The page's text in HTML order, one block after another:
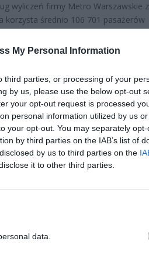
My Personal Information
parties, or processing of your
by us, please use the below opt-out
your opt-out request is processed
personal information utilized by us
your opt-out. You may separately
by third parties on the IAB’s list of
by us to third parties on the
it to other third parties.
data.
wyliczeń firmy Metro Warszawskie
korzysta średnio 106 701 pasażerów
następująco: 9
CZYTAJ
BĘDZIE WYGLĄDAĆ II LINIA
W CAŁOŚCI!
2015 10:08
marca 2015 ruszyła druga linia metra
jakie następne punkty Stolicy
CZYTAJ